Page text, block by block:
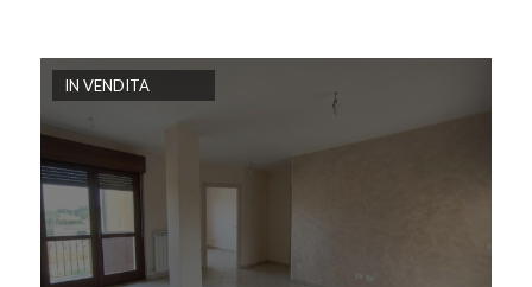
IN VENDITA